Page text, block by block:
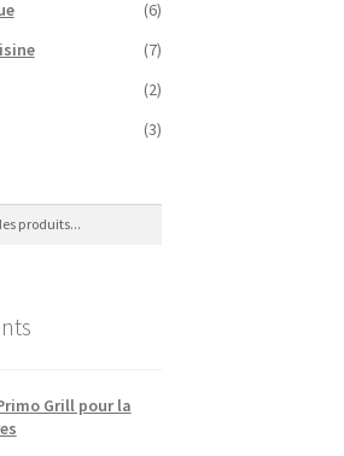
(6)
(7)
(2)
(3)
Grill pour la